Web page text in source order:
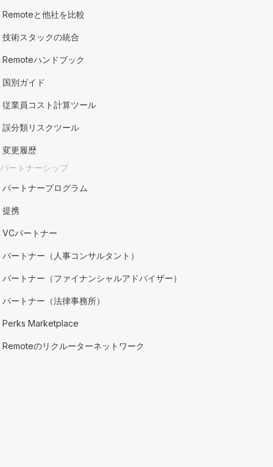
Remoteと他社を比較
技術スタックの統合
Remoteハンドブック
国別ガイド
従業員コスト計算ツール
誤分類リスクツール
変更履歴
パートナーシップ
パートナープログラム
提携
VCパートナー
パートナー（人事コンサルタント）
パートナー（ファイナンシャルアドバイザー）
パートナー（法律事務所）
Perks Marketplace
Remoteのリクルーターネットワーク